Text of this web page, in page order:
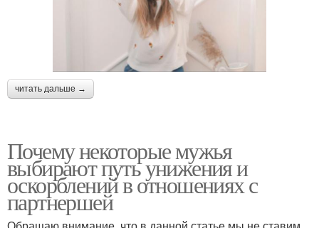
читать дальше →
Почему некоторые мужья
выбирают путь унижения и
оскорблений в отношениях с
партнершей